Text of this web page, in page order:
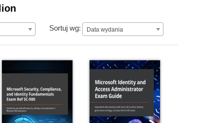
Sortuj wg: Data wydania
Data wydania